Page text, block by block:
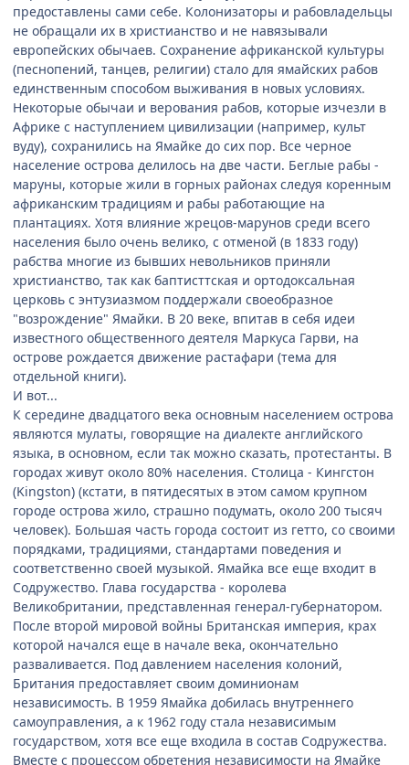
предоставлены сами себе. Колонизаторы и рабовладельцы
не обращали их в христианство и не навязывали
европейских обычаев. Сохранение африканской культуры
(песнопений, танцев, религии) стало для ямайских рабов
единственным способом выживания в новых условиях.
Некоторые обычаи и верования рабов, которые изчезли в
Африке с наступлением цивилизации (например, культ
вуду), сохранились на Ямайке до сих пор. Все черное
население острова делилось на две части. Беглые рабы -
маруны, которые жили в горных районах следуя коренным
африканским традициям и рабы работающие на
плантациях. Хотя влияние жрецов-марунов среди всего
населения было очень велико, с отменой (в 1833 году)
рабства многие из бывших невольников приняли
христианство, так как баптисттская и ортодоксальная
церковь с энтузиазмом поддержали своеобразное
"возрождение" Ямайки. В 20 веке, впитав в себя идеи
известного общественного деятеля Маркуса Гарви, на
острове рождается движение растафари (тема для
отдельной книги).
И вот...
К середине двадцатого века основным населением острова
являются мулаты, говорящие на диалекте английского
языка, в основном, если так можно сказать, протестанты. В
городах живут около 80% населения. Столица - Кингстон
(Kingston) (кстати, в пятидесятых в этом самом крупном
городе острова жило, страшно подумать, около 200 тысяч
человек). Большая часть города состоит из гетто, со своими
порядками, традициями, стандартами поведения и
соответственно своей музыкой. Ямайка все еще входит в
Содружество. Глава государства - королева
Великобритании, представленная генерал-губернатором.
После второй мировой войны Британская империя, крах
которой начался еще в начале века, окончательно
разваливается. Под давлением населения колоний,
Британия предоставляет своим доминионам
независимость. В 1959 Ямайка добилась внутреннего
самоуправления, а к 1962 году стала независимым
государством, хотя все еще входила в состав Содружества.
Вместе с процессом обретения независимости на Ямайке